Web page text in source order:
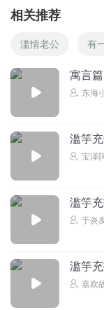
相关推荐
滥情老公 有
寓言
东海
滥竽
宝泽
滥竽
于炎
滥竽
嘉欢